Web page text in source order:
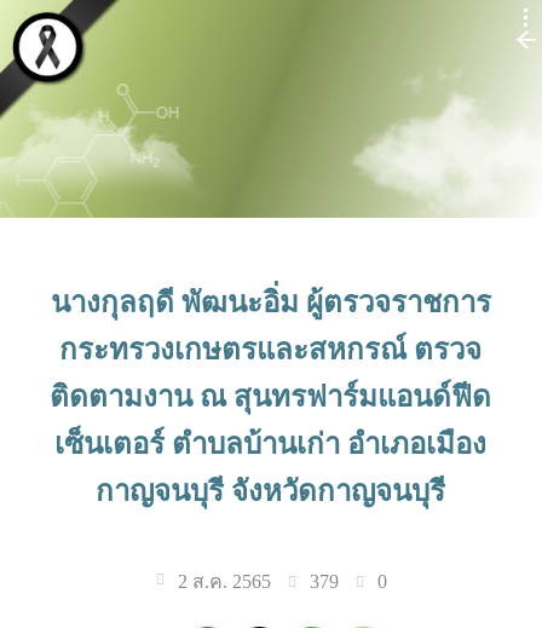
นางกุลฤดี พัฒนะอิ่ม ผู้ตรวจราชการ
กระทรวงเกษตรและสหกรณ์ ตรวจ
ติดตามงาน ณ สุนทรฟาร์มแอนด์ฟีด
เซ็นเตอร์ ตำบลบ้านเก่า อำเภอเมือง
กาญจนบุรี จังหวัดกาญจนบุรี
2 ส.ค. 2565 379 0